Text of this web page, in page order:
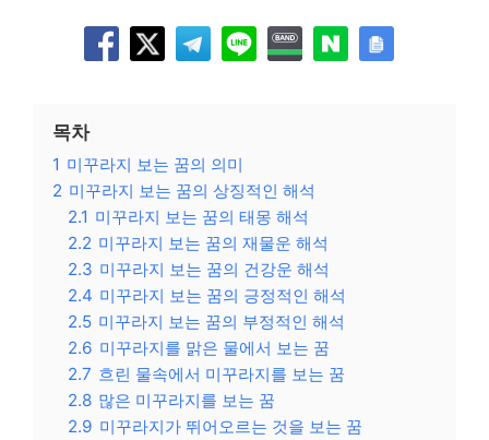
목차
1 미꾸라지 보는 꿈의 의미
2 미꾸라지 보는 꿈의 상징적인 해석
2.1 미꾸라지 보는 꿈의 태몽 해석
2.2 미꾸라지 보는 꿈의 재물운 해석
2.3 미꾸라지 보는 꿈의 건강운 해석
2.4 미꾸라지 보는 꿈의 긍정적인 해석
2.5 미꾸라지 보는 꿈의 부정적인 해석
2.6 미꾸라지를 맑은 물에서 보는 꿈
2.7 흐린 물속에서 미꾸라지를 보는 꿈
2.8 많은 미꾸라지를 보는 꿈
2.9 미꾸라지가 뛰어오르는 것을 보는 꿈